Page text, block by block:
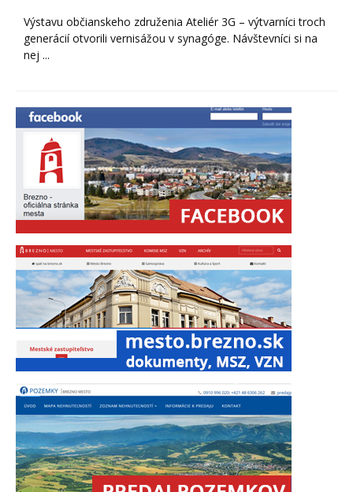
Výstavu občianskeho združenia Ateliér 3G – výtvarníci troch
generácií otvorili vernisážou v synagóge. Návštevníci si na
nej ...